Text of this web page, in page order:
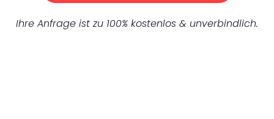
Ihre Anfrage ist zu 100% kostenlos & unverbindlich.